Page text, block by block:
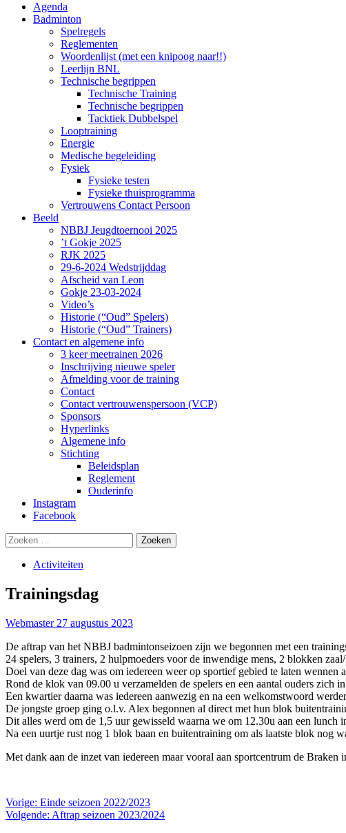
Agenda
Badminton
Spelregels
Reglementen
Woordenlijst (met een knipoog naar!!)
Leerlijn BNL
Technische begrippen
Technische Training
Technische begrippen
Tacktiek Dubbelspel
Looptraining
Energie
Medische begeleiding
Fysiek
Fysieke testen
Fysieke thuisprogramma
Vertrouwens Contact Persoon
Beeld
NBBJ Jeugdtoernooi 2025
’t Gokje 2025
RJK 2025
29-6-2024 Wedstrijddag
Afscheid van Leon
Gokje 23-03-2024
Video’s
Historie (“Oud” Spelers)
Historie (“Oud” Trainers)
Contact en algemene info
3 keer meetrainen 2026
Inschrijving nieuwe speler
Afmelding voor de training
Contact
Contact vertrouwenspersoon (VCP)
Sponsors
Hyperlinks
Algemene info
Stichting
Beleidsplan
Reglement
Ouderinfo
Instagram
Facebook
Zoeken
naar:
Activiteiten
Trainingsdag
Webmaster 27 augustus 2023
De aftrap van het NBBJ badmintonseizoen zijn we begonnen met een
24 spelers, 3 trainers, 2 hulpmoeders voor de inwendige mens, 2 blokken
Doel van deze dag was om iedereen weer op sportief gebied te laten
Rond de klok van 09.00 u verzamelden de spelers en een aantal ouders zich
Een kwartier daarna was iedereen aanwezig en na een welkomstwoord
De jongste groep ging o.l.v. Alex begonnen al direct met hun blok
Dit alles werd om de 1,5 uur gewisseld waarna we om 12.30u aan een lunch
Na een uurtje rust nog 1 blok baan en buitentraining om als laatste blok nog
Met dank aan de inzet van iedereen maar vooral aan sportcentrum de
Bericht
navigatie
Vorige: Einde seizoen 2022/2023
Volgende: Aftrap seizoen 2023/2024